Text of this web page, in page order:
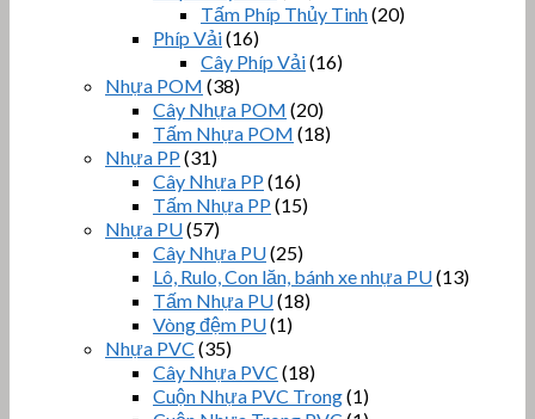
Tấm Phíp Thủy Tinh(20)
Phíp Vải(16)
Cây Phíp Vải(16)
Nhựa POM (38)
Cây Nhựa POM (20)
Tấm Nhựa POM (18)
Nhựa PP (31)
Cây Nhựa PP (16)
Tấm Nhựa PP (15)
Nhựa PU(57)
Cây Nhựa PU(25)
Lô, Rulo, Con lăn, bánh xe nhựa PU(13)
Tấm Nhựa PU(18)
Vòng đệm PU(1)
Nhựa PVC (35)
Cây Nhựa PVC (18)
Cuộn Nhựa PVC Trong(1)